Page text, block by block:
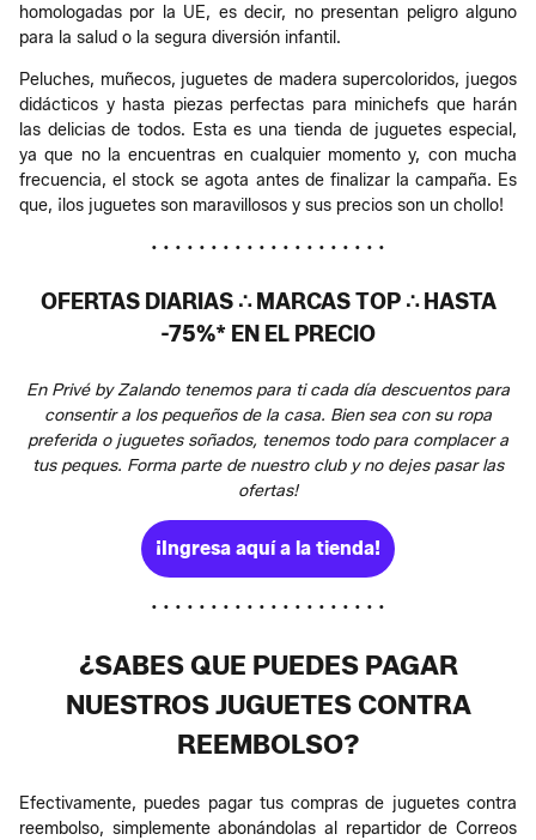
homologadas por la UE, es decir, no presentan peligro alguno
para la salud o la segura diversión infantil.
Peluches, muñecos, juguetes de madera supercoloridos, juegos
didácticos y hasta piezas perfectas para minichefs que harán
las delicias de todos. Esta es una tienda de juguetes especial,
ya que no la encuentras en cualquier momento y, con mucha
frecuencia, el stock se agota antes de finalizar la campaña. Es
que, ¡los juguetes son maravillosos y sus precios son un chollo!
• • • • • • • • • • • • • • • • • • • •
OFERTAS DIARIAS ∴ MARCAS TOP ∴ HASTA
-75%* EN EL PRECIO
En Privé by Zalando tenemos para ti cada día descuentos para
consentir a los pequeños de la casa. Bien sea con su ropa
preferida o juguetes soñados, tenemos todo para complacer a
tus peques. Forma parte de nuestro club y no dejes pasar las
ofertas!
¡Ingresa aquí a la tienda!
• • • • • • • • • • • • • • • • • • • •
¿SABES QUE PUEDES PAGAR
NUESTROS JUGUETES CONTRA
REEMBOLSO?
Efectivamente, puedes pagar tus compras de juguetes contra
reembolso, simplemente abonándolas al repartidor de Correos